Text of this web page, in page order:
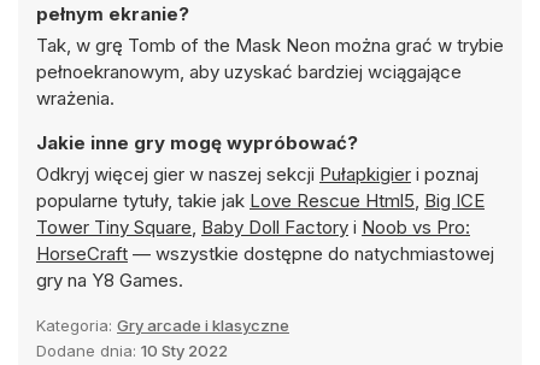
pełnym ekranie?
Tak, w grę Tomb of the Mask Neon można grać w trybie
pełnoekranowym, aby uzyskać bardziej wciągające
wrażenia.
Jakie inne gry mogę wypróbować?
Odkryj więcej gier w naszej sekcji Pułapkigier i poznaj
popularne tytuły, takie jak Love Rescue Html5, Big ICE
Tower Tiny Square, Baby Doll Factory i Noob vs Pro:
HorseCraft — wszystkie dostępne do natychmiastowej
gry na Y8 Games.
Kategoria: Gry arcade i klasyczne
Dodane dnia: 10 Sty 2022